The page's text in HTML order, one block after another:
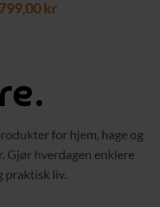
kr
for hjem, hage og
hverdagen enklere
praktisk liv.